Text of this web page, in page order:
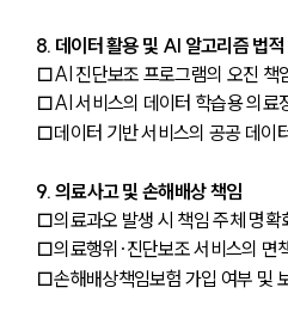
8. 데이터 활용 및 AI 알고리즘 법
□AI 진단보조 프로그램의 오진 책
□AI 서비스의 데이터 학습용 의료
□데이터 기반 서비스의 공공 데이
9. 의료사고 및 손해배상 책임
□의료과오 발생 시 책임 주체 명확
□의료행위·진단보조 서비스의 면
□손해배상책임보험 가입 여부 및